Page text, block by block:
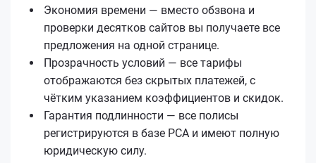
Экономия времени — вместо обзвона и
проверки десятков сайтов вы получаете все
предложения на одной странице.
Прозрачность условий — все тарифы
отображаются без скрытых платежей, с
чётким указанием коэффициентов и скидок.
Гарантия подлинности — все полисы
регистрируются в базе РСА и имеют полную
юридическую силу.